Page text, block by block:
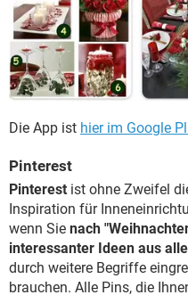
Die App ist hier im Google
Pinterest
Pinterest ist ohne Zweifel
Inspiration für
wenn Sie nach
interessanter Ideen aus
durch weitere Begriffe
brauchen. Alle Pins, die